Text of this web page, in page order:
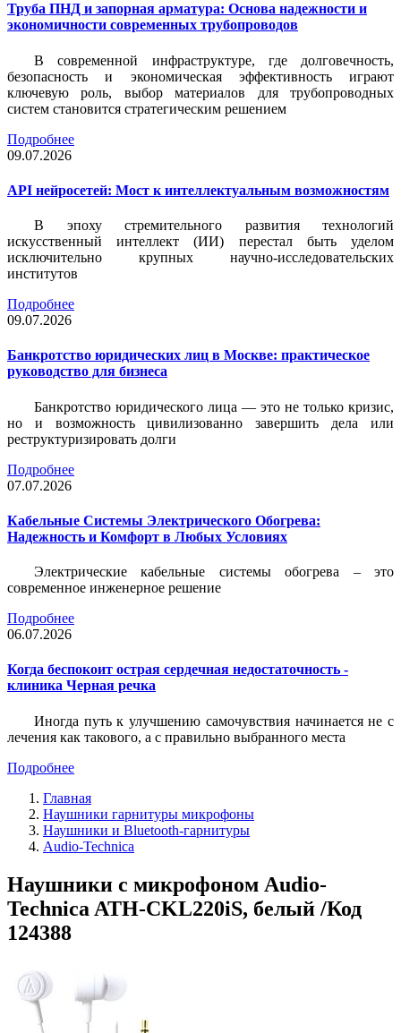
Труба ПНД и запорная арматура: Основа надежности и
экономичности современных трубопроводов
В современной инфраструктуре, где долговечность,
безопасность и экономическая эффективность играют
ключевую роль, выбор материалов для трубопроводных
систем становится стратегическим решением
Подробнее
09.07.2026
API нейросетей: Мост к интеллектуальным возможностям
В эпоху стремительного развития технологий
искусственный интеллект (ИИ) перестал быть уделом
исключительно крупных научно-исследовательских
институтов
Подробнее
09.07.2026
Банкротство юридических лиц в Москве: практическое
руководство для бизнеса
Банкротство юридического лица — это не только кризис,
но и возможность цивилизованно завершить дела или
реструктуризировать долги
Подробнее
07.07.2026
Кабельные Системы Электрического Обогрева:
Надежность и Комфорт в Любых Условиях
Электрические кабельные системы обогрева – это
современное инженерное решение
Подробнее
06.07.2026
Когда беспокоит острая сердечная недостаточность -
клиника Черная речка
Иногда путь к улучшению самочувствия начинается не с
лечения как такового, а с правильно выбранного места
Подробнее
Главная
Наушники гарнитуры микрофоны
Наушники и Bluetooth-гарнитуры
Audio-Technica
Наушники с микрофоном Audio-
Technica ATH-CKL220iS, белый /Код
124388